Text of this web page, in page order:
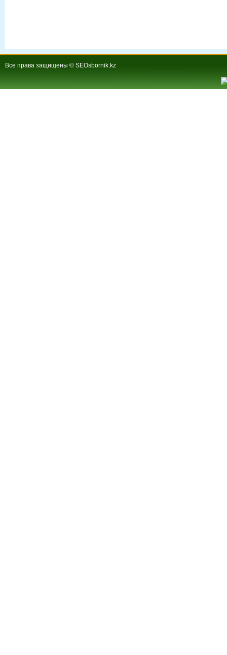
Все права защищены © SEOsbornik.kz